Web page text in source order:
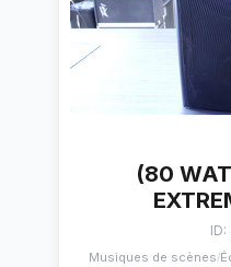
(80
Musiques de scènes/